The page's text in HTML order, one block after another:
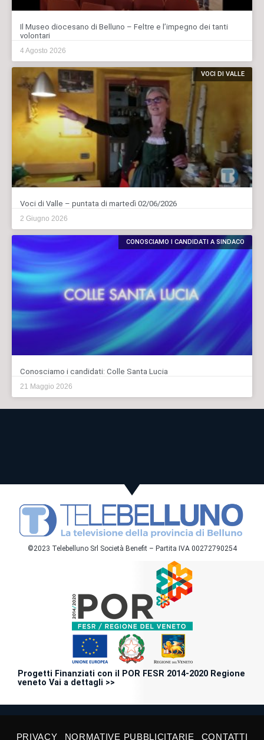
Il Museo diocesano di Belluno – Feltre e l’impegno dei tanti
volontari
4 Agosto 2026
VOCI DI VALLE
Voci di Valle – puntata di martedì 02/06/2026
2 Giugno 2026
CONOSCIAMO I CANDIDATI A SINDACO
Conosciamo i candidati: Colle Santa Lucia
21 Maggio 2026
©2023 Telebelluno Srl Società Benefit – Partita IVA 00272790254
Progetti Finanziati con il POR FESR 2014-2020 Regione
veneto Vai a dettagli >>
PRIVACY NORMATIVE PUBBLICITARIE CONTATTI